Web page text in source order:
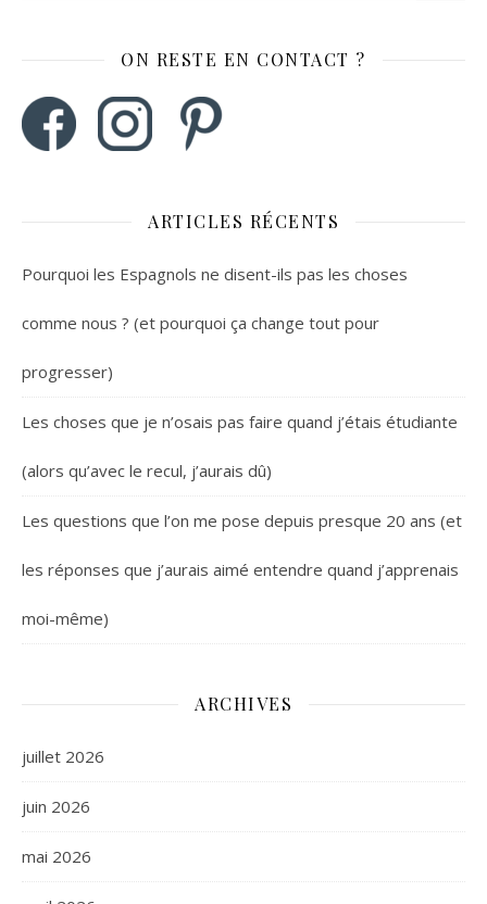
ON RESTE EN CONTACT ?
ARTICLES RÉCENTS
Pourquoi les Espagnols ne disent-ils pas les choses
comme nous ? (et pourquoi ça change tout pour
progresser)
Les choses que je n’osais pas faire quand j’étais étudiante
(alors qu’avec le recul, j’aurais dû)
Les questions que l’on me pose depuis presque 20 ans (et
les réponses que j’aurais aimé entendre quand j’apprenais
moi-même)
ARCHIVES
juillet 2026
juin 2026
mai 2026